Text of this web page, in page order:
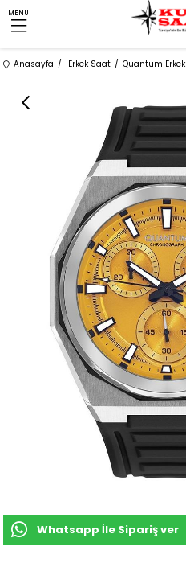
MENU
Anasayfa Erkek Saat Quantum Erkek
Whatsapp İle Sipariş ver